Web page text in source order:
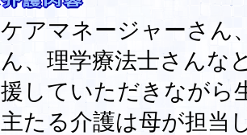
ケアマネージャーさん
ん、理学療法士さんな
援していただきながら
主たる介護は母が担当